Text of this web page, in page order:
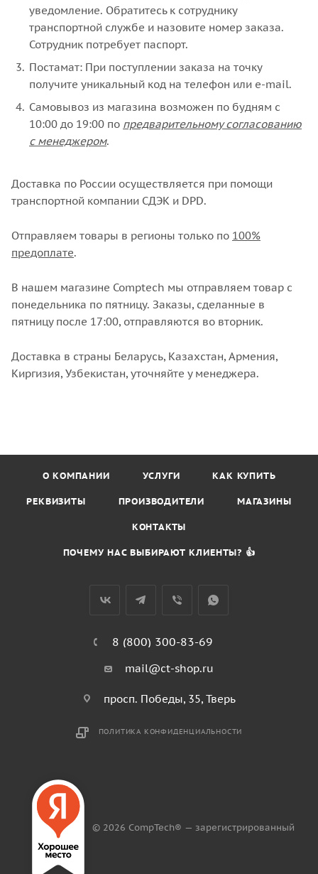
уведомление. Обратитесь к сотруднику
транспортной службе и назовите номер заказа.
Сотрудник потребует паспорт.
Постамат: При поступлении заказа на точку
получите уникальный код на телефон или e-mail.
Самовывоз из магазина возможен по будням с
10:00 до 19:00 по предварительному согласованию
с менеджером.
Доставка по России осуществляется при помощи
транспортной компании СДЭК и DPD.
Отправляем товары в регионы только по 100%
предоплате.
В нашем магазине Comptech мы отправляем товар с
понедельника по пятницу. Заказы, сделанные в
пятницу после 17:00, отправляются во вторник.
Доставка в страны Беларусь, Казахстан, Армения,
Киргизия, Узбекистан, уточняйте у менеджера.
О КОМПАНИИ УСЛУГИ КАК КУПИТЬ
РЕКВИЗИТЫ ПРОИЗВОДИТЕЛИ МАГАЗИНЫ
КОНТАКТЫ
ПОЧЕМУ НАС ВЫБИРАЮТ КЛИЕНТЫ? 👍
8 (800) 300-83-69
mail@ct-shop.ru
просп. Победы, 35, Тверь
ПОЛИТИКА КОНФИДЕНЦИАЛЬНОСТИ
© 2026 CompTech® — зарегистрированный